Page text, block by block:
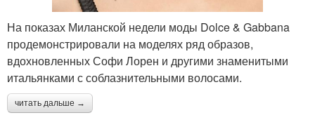
На показах Миланской недели моды Dolce & Gabbana
продемонстрировали на моделях ряд образов,
вдохновленных Софи Лорен и другими знаменитыми
итальянками с соблазнительными волосами.
читать дальше →